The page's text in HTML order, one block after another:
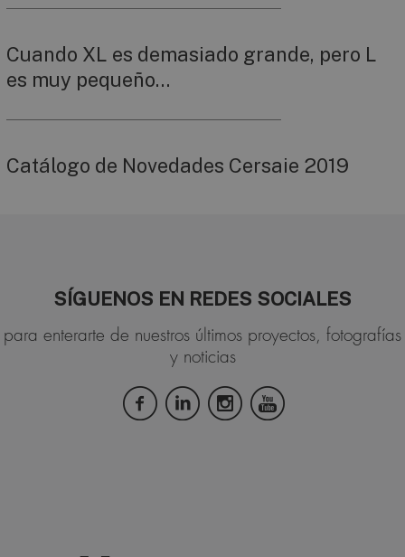
Cuando XL es demasiado grande, pero L
es muy pequeño…
Catálogo de Novedades Cersaie 2019
SÍGUENOS EN REDES SOCIALES
para enterarte de nuestros últimos proyectos, fotografías
y noticias